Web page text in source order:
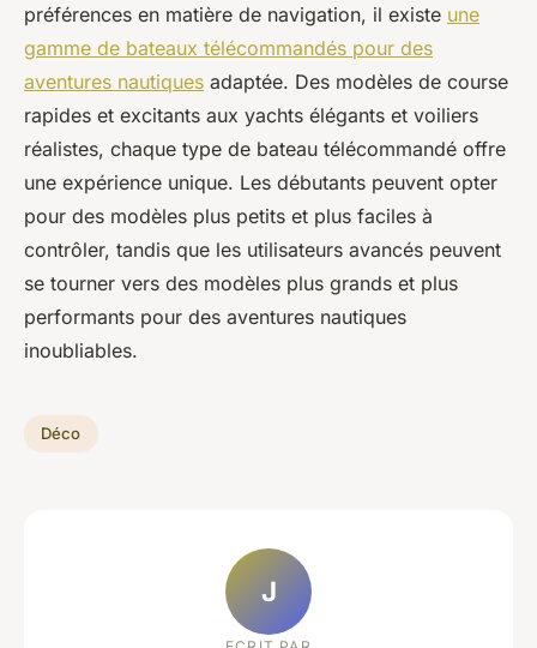
préférences en matière de navigation, il existe une
gamme de bateaux télécommandés pour des
aventures nautiques adaptée. Des modèles de course
rapides et excitants aux yachts élégants et voiliers
réalistes, chaque type de bateau télécommandé offre
une expérience unique. Les débutants peuvent opter
pour des modèles plus petits et plus faciles à
contrôler, tandis que les utilisateurs avancés peuvent
se tourner vers des modèles plus grands et plus
performants pour des aventures nautiques
inoubliables.
Déco
J